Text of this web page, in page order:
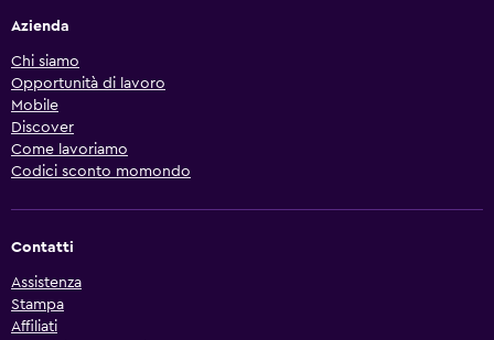
Azienda
Chi siamo
Opportunità di lavoro
Mobile
Discover
Come lavoriamo
Codici sconto momondo
Contatti
Assistenza
Stampa
Affiliati